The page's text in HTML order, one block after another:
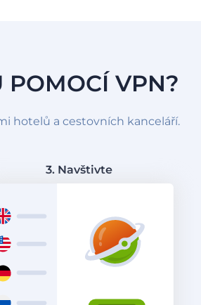
POMOCÍ VPN?
hotelů a cestovních kanceláří.
3. Navštivte